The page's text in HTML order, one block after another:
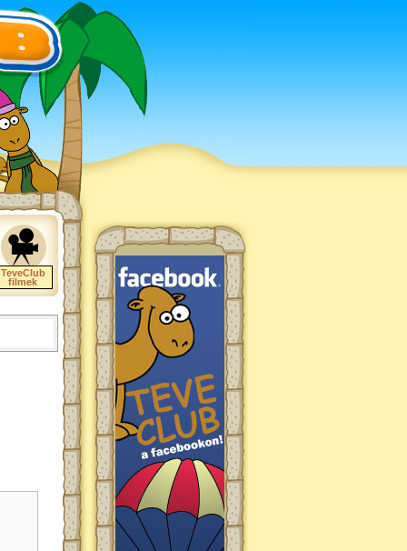
TeveClub
filmek